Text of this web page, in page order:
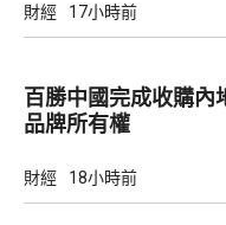
財經 17小時前
百勝中國完成收購內
品牌所有權
財經 18小時前